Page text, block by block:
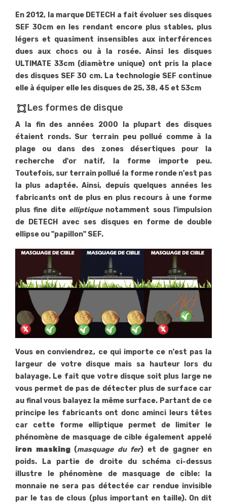
En 2012, la marque DETECH a fait évoluer ses disques
SEF 30cm en les rendant encore plus stables, plus
légers et quasiment insensibles aux interférences
dues aux chocs ou à la rosée. Ainsi les disques
ULTIMATE 33cm (diamètre unique) ont pris la place
des disques SEF 30 cm. La technologie SEF continue
elle à équiper elle les disques de 25, 38, 45 et 53cm
all_outLes formes de disque
A la fin des années 2000 la plupart des disques
étaient ronds. Sur terrain peu pollué comme à la
plage ou dans des zones désertiques pour la
recherche d'or natif, la forme importe peu.
Toutefois, sur terrain pollué la forme ronde n'est pas
la plus adaptée. Ainsi, depuis quelques années les
fabricants ont de plus en plus recours à une forme
plus fine dite elliptiquenotamment sous l'impulsion
de DETECH avec ses disques en forme de double
ellipse ou "papillon" SEF.
Vous en conviendrez, ce qui importe ce n'est pas la
largeur de votre disque mais sa hauteur lors du
balayage. Le fait que votre disque soit plus large ne
vous permet de pas de détecter plus de surface car
au final vous balayez la même surface. Partant de ce
principe les fabricants ont donc aminci leurs têtes
car cette forme elliptique permet de limiter le
phénomène de masquage de cible également appelé
iron masking(masquage du fer) et de gagner en
poids. La partie de droite du schéma ci-dessus
illustre le phénomène de masquage de cible: la
monnaie ne sera pas détectée car rendue invisible
par le tas de clous (plus important en taille). On dit